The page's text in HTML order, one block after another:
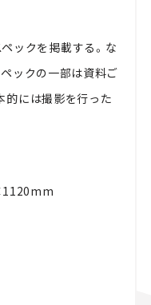
ックを掲載する。な
ックの一部は資料ご
的には撮影を行った